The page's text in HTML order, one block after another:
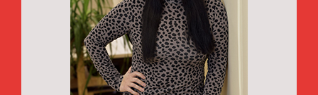
Sabrina Spiegel,
Statistical Analysis